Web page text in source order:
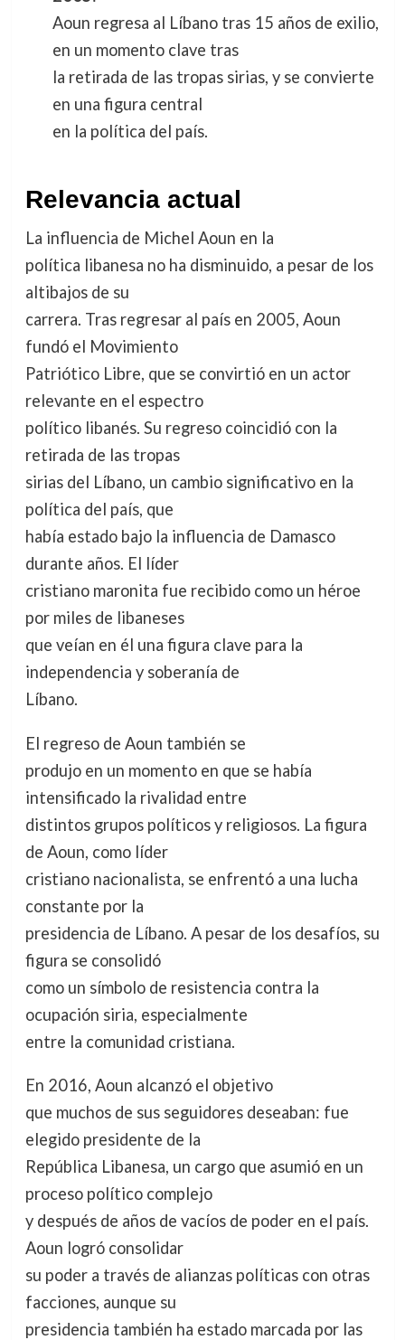
Aoun regresa al Líbano tras 15 años de exilio,
en un momento clave tras
la retirada de las tropas sirias, y se convierte
en una figura central
en la política del país.
Relevancia actual
La influencia de Michel Aoun en la
política libanesa no ha disminuido, a pesar de los
altibajos de su
carrera. Tras regresar al país en 2005, Aoun
fundó el Movimiento
Patriótico Libre, que se convirtió en un actor
relevante en el espectro
político libanés. Su regreso coincidió con la
retirada de las tropas
sirias del Líbano, un cambio significativo en la
política del país, que
había estado bajo la influencia de Damasco
durante años. El líder
cristiano maronita fue recibido como un héroe
por miles de libaneses
que veían en él una figura clave para la
independencia y soberanía de
Líbano.
El regreso de Aoun también se
produjo en un momento en que se había
intensificado la rivalidad entre
distintos grupos políticos y religiosos. La figura
de Aoun, como líder
cristiano nacionalista, se enfrentó a una lucha
constante por la
presidencia de Líbano. A pesar de los desafíos, su
figura se consolidó
como un símbolo de resistencia contra la
ocupación siria, especialmente
entre la comunidad cristiana.
En 2016, Aoun alcanzó el objetivo
que muchos de sus seguidores deseaban: fue
elegido presidente de la
República Libanesa, un cargo que asumió en un
proceso político complejo
y después de años de vacíos de poder en el país.
Aoun logró consolidar
su poder a través de alianzas políticas con otras
facciones, aunque su
presidencia también ha estado marcada por las